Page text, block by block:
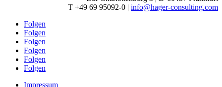
T +49 69 95092-0 | info@hager-consulting.com
Folgen
Folgen
Folgen
Folgen
Folgen
Folgen
Impressum